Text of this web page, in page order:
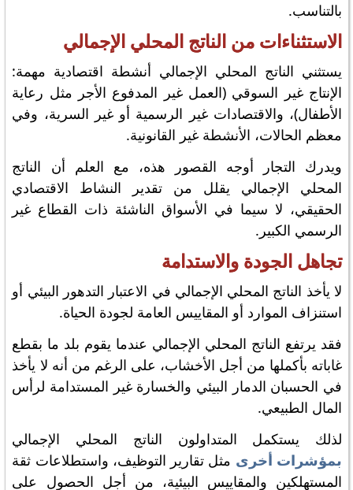
بالتناسب.
الاستثناءات من الناتج المحلي الإجمالي
يستثني الناتج المحلي الإجمالي أنشطة اقتصادية مهمة:
الإنتاج غير السوقي (العمل غير المدفوع الأجر مثل رعاية
الأطفال)، والاقتصادات غير الرسمية أو غير السرية، وفي
معظم الحالات، الأنشطة غير القانونية.
ويدرك التجار أوجه القصور هذه، مع العلم أن الناتج
المحلي الإجمالي يقلل من تقدير النشاط الاقتصادي
الحقيقي، لا سيما في الأسواق الناشئة ذات القطاع غير
الرسمي الكبير.
تجاهل الجودة والاستدامة
لا يأخذ الناتج المحلي الإجمالي في الاعتبار التدهور البيئي أو
استنزاف الموارد أو المقاييس العامة لجودة الحياة.
فقد يرتفع الناتج المحلي الإجمالي عندما يقوم بلد ما بقطع
غاباته بأكملها من أجل الأخشاب، على الرغم من أنه لا يأخذ
في الحسبان الدمار البيئي والخسارة غير المستدامة لرأس
المال الطبيعي.
لذلك يستكمل المتداولون الناتج المحلي الإجمالي
بمؤشرات أخرى مثل تقارير التوظيف، واستطلاعات ثقة
المستهلكين والمقاييس البيئية، من أجل الحصول على